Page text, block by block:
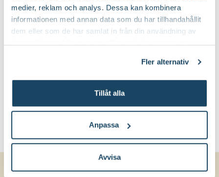
medier, reklam och analys. Dessa kan kombinera
informationen med annan data som du har tillhandahållit
dem eller som de har samlat in från din användning av
Fler alternativ
Tillåt alla
Anpassa
Avvisa
Växtsätt: Rundat och buskigt
Beskärningstid: På våren
Beskär bort nedfrusna grenar in till